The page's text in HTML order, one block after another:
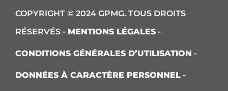
COPYRIGHT © 2024 GPMG. TOUS DROITS
RÉSERVÉS - MENTIONS LÉGALES -
CONDITIONS GÉNÉRALES D’UTILISATION -
DONNÉES À CARACTÈRE PERSONNEL -